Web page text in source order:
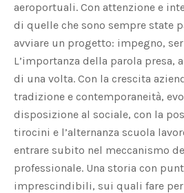
aeroportuali. Con attenzione e
di quelle che sono sempre state
avviare un progetto: impegno,
L’importanza della parola presa,
di una volta. Con la crescita
tradizione e contemporaneità,
disposizione al sociale, con la
tirocini e l’alternanza scuola
entrare subito nel meccanismo
professionale. Una storia con
imprescindibili, sui quali fare